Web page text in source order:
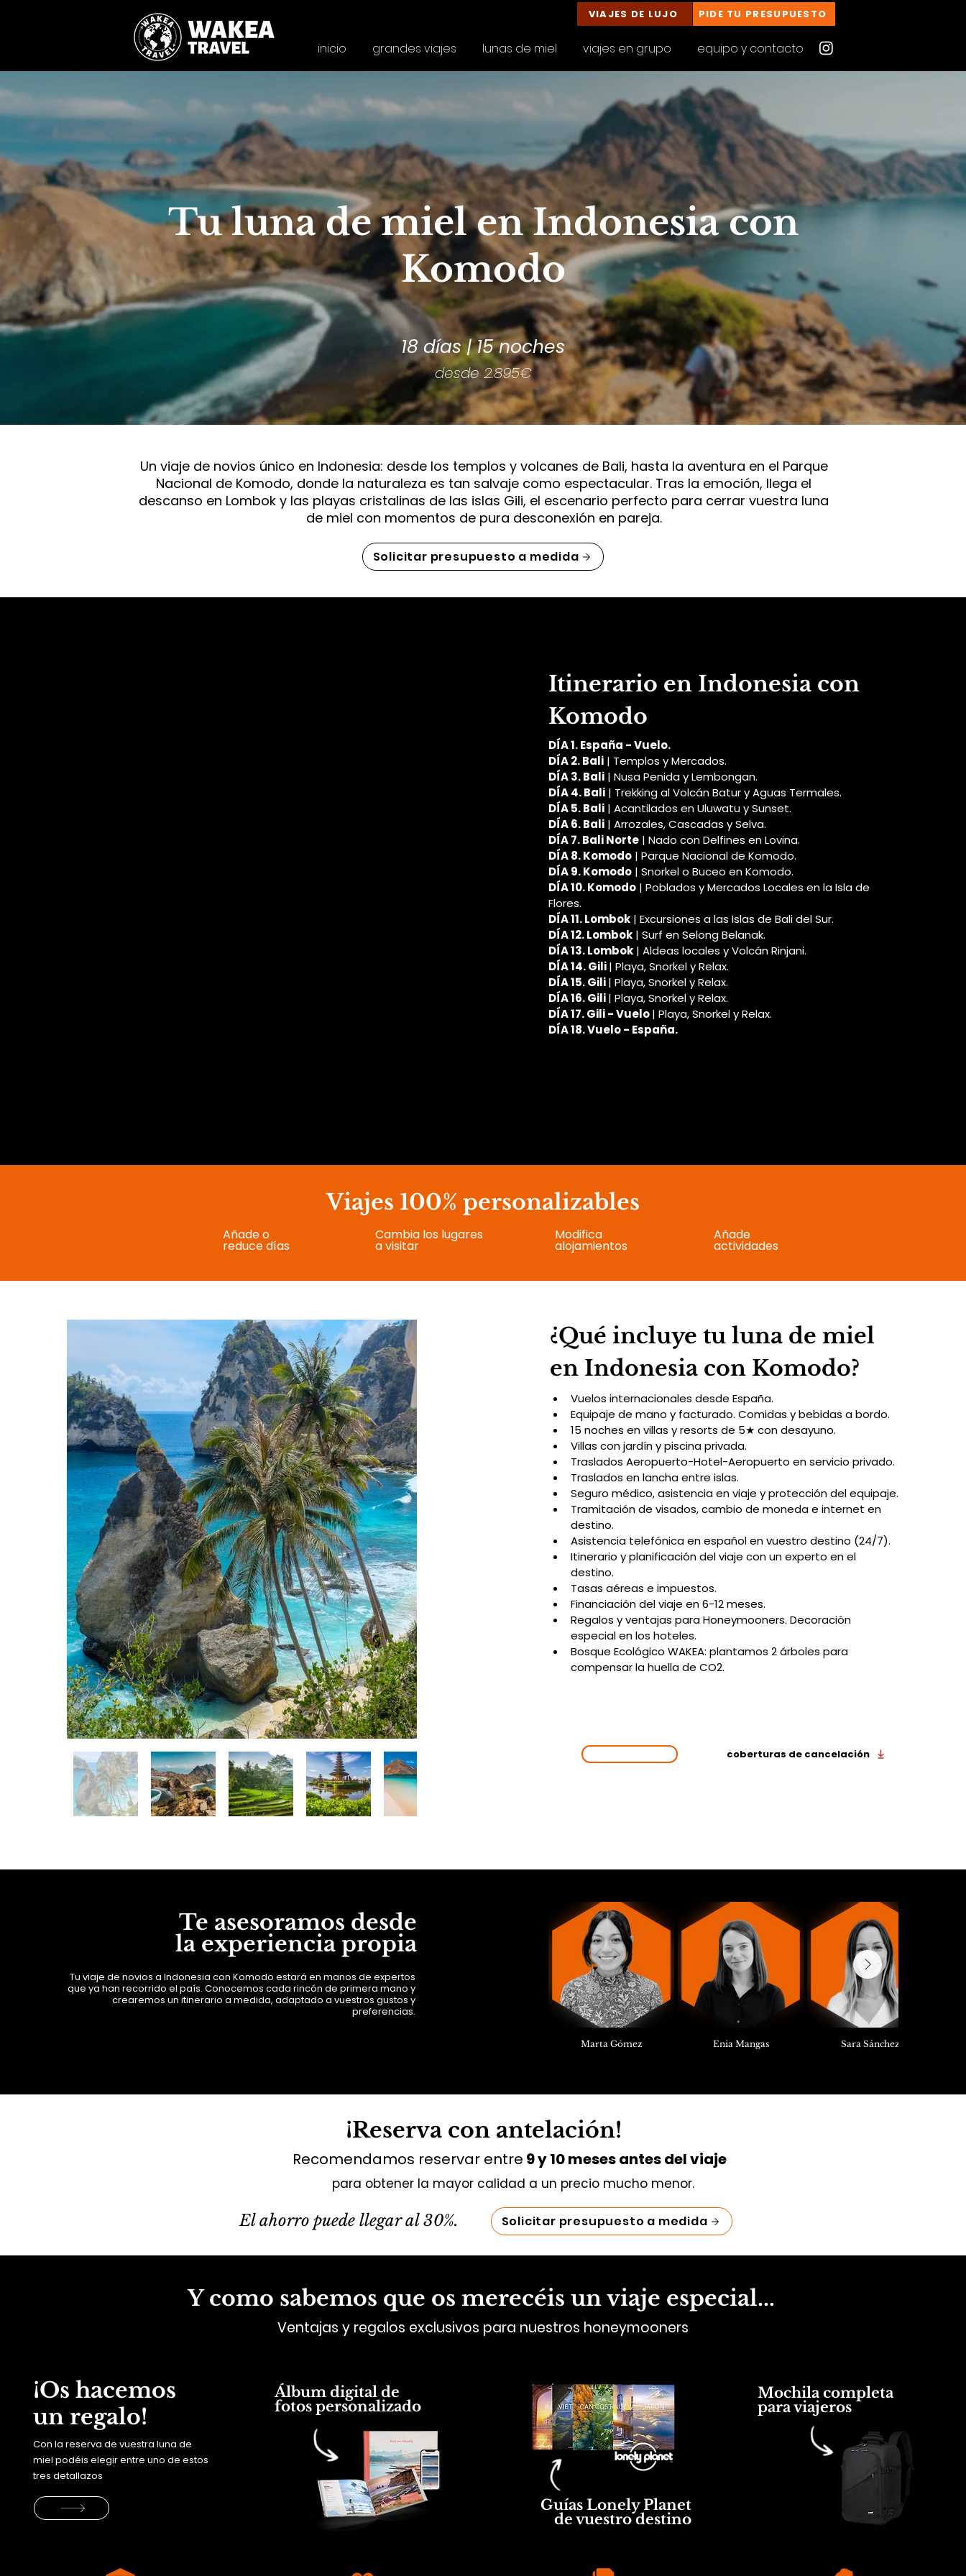
VIAJES DE LUJO PIDE TU PRESUPUESTO
inicio grandes viajes lunas de miel viajes en grupo equipo y contacto
Tu luna de miel en Indonesia con
Komodo
18 días | 15 noches
desde 2.895€
Un viaje de novios único en Indonesia: desde los templos y volcanes de Bali, hasta la aventura en el Parque
Nacional de Komodo, donde la naturaleza es tan salvaje como espectacular. Tras la emoción, llega el
descanso en Lombok y las playas cristalinas de las islas Gili, el escenario perfecto para cerrar vuestra luna
de miel con momentos de pura desconexión en pareja.
Solicitar presupuesto a medida
Itinerario en Indonesia con
Komodo
DÍA 1. España - Vuelo.
DÍA 2. Bali | Templos y Mercados.
DÍA 3. Bali | Nusa Penida y Lembongan.
DÍA 4. Bali | Trekking al Volcán Batur y Aguas Termales.
DÍA 5. Bali | Acantilados en Uluwatu y Sunset.
DÍA 6. Bali | Arrozales, Cascadas y Selva.
DÍA 7. Bali Norte | Nado con Delfines en Lovina.
DÍA 8. Komodo | Parque Nacional de Komodo.
DÍA 9. Komodo | Snorkel o Buceo en Komodo.
DÍA 10. Komodo | Poblados y Mercados Locales en la Isla de
Flores.
DÍA 11. Lombok | Excursiones a las Islas de Bali del Sur.
DÍA 12. Lombok | Surf en Selong Belanak.
DÍA 13. Lombok | Aldeas locales y Volcán Rinjani.
DÍA 14. Gili | Playa, Snorkel y Relax.
DÍA 15. Gili | Playa, Snorkel y Relax.
DÍA 16. Gili | Playa, Snorkel y Relax.
DÍA 17. Gili - Vuelo | Playa, Snorkel y Relax.
DÍA 18. Vuelo - España.
Viajes 100% personalizables
Añade o
reduce días
Cambia los lugares
a visitar
Modifica
alojamientos
Añade
actividades
¿Qué incluye tu luna de miel
en Indonesia con Komodo?
Vuelos internacionales desde España.
Equipaje de mano y facturado. Comidas y bebidas a bordo.
15 noches en villas y resorts de 5★ con desayuno.
Villas con jardín y piscina privada.
Traslados Aeropuerto-Hotel-Aeropuerto en servicio privado.
Traslados en lancha entre islas.
Seguro médico, asistencia en viaje y protección del equipaje.
Tramitación de visados, cambio de moneda e internet en
destino.
Asistencia telefónica en español en vuestro destino (24/7).
Itinerario y planificación del viaje con un experto en el
destino.
Tasas aéreas e impuestos.
Financiación del viaje en 6-12 meses.
Regalos y ventajas para Honeymooners. Decoración
especial en los hoteles.
Bosque Ecológico WAKEA: plantamos 2 árboles para
compensar la huella de CO2.
coberturas de cancelación
Te asesoramos desde
la experiencia propia
Tu viaje de novios a Indonesia con Komodo estará en manos de expertos
que ya han recorrido el país. Conocemos cada rincón de primera mano y
crearemos un itinerario a medida, adaptado a vuestros gustos y
preferencias.
Marta Gómez Enia Mangas Sara Sánchez
¡Reserva con antelación!
Recomendamos reservar entre 9 y 10 meses antes del viaje
para obtener la mayor calidad a un precio mucho menor.
El ahorro puede llegar al 30%. Solicitar presupuesto a medida
Y como sabemos que os merecéis un viaje especial...
Ventajas y regalos exclusivos para nuestros honeymooners
¡Os hacemos
un regalo!
Con la reserva de vuestra luna de
miel podéis elegir entre uno de estos
tres detallazos
Álbum digital de
fotos personalizado
Guías Lonely Planet
de vuestro destino
Mochila completa
para viajeros